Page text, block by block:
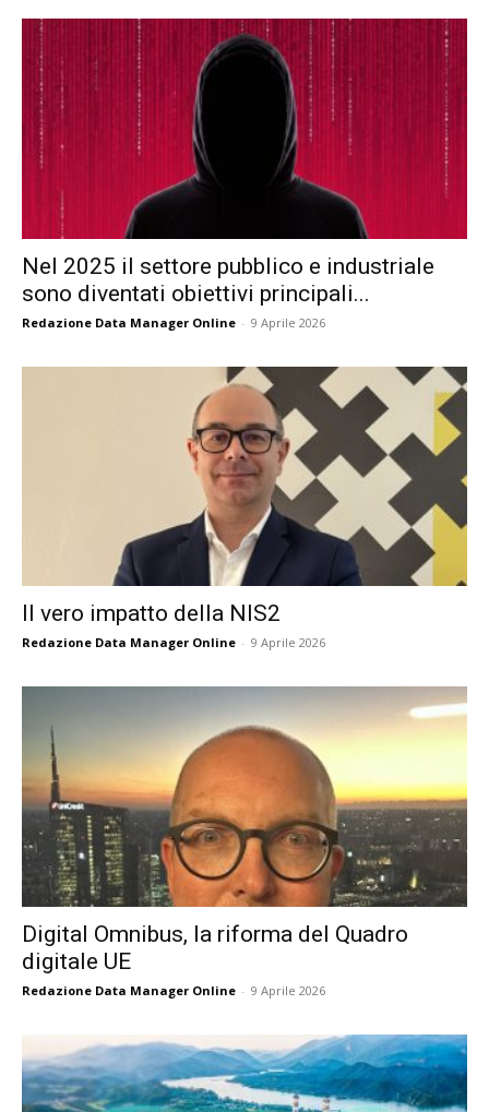
Nel 2025 il settore pubblico e industriale
sono diventati obiettivi principali...
Redazione Data Manager Online - 9 Aprile 2026
Il vero impatto della NIS2
Redazione Data Manager Online - 9 Aprile 2026
Digital Omnibus, la riforma del Quadro
digitale UE
Redazione Data Manager Online - 9 Aprile 2026